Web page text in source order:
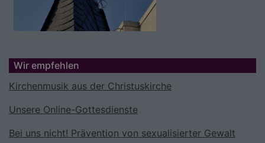
Wir empfehlen
Kirchenmusik aus der Christuskirche
Unsere Online-Gottesdienste
Bei uns nicht! Prävention von sexualisierter Gewalt